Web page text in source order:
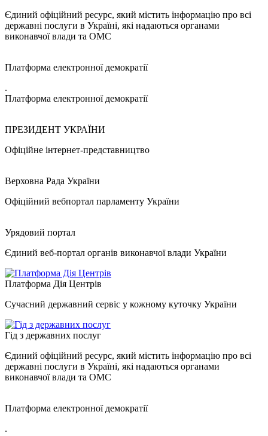
Єдиний офіційний ресурс, який містить інформацію про всі
державні послуги в Україні, які надаються органами
виконавчої влади та ОМС
Платформа електронної демократії
.
Платформа електронної демократії
ПРЕЗИДЕНТ УКРАЇНИ
Офіційне інтернет-представництво
Верховна Рада України
Офіційний вебпортал парламенту України
Урядовий портал
Єдиний веб-портал органів виконавчої влади України
Платформа Дія Центрів
Сучасний державний сервіс у кожному куточку України
Гід з державних послуг
Єдиний офіційний ресурс, який містить інформацію про всі
державні послуги в Україні, які надаються органами
виконавчої влади та ОМС
Платформа електронної демократії
.